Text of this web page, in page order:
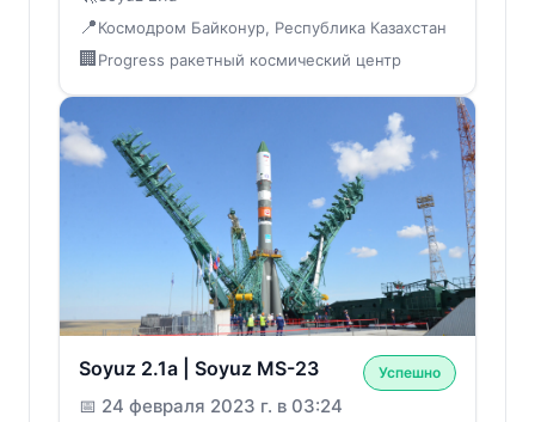
📍Космодром Байконур, Республика Казахстан
🏢 Progress ракетный космический центр
Soyuz 2.1a | Soyuz MS-23 Успешно
📅 24 февраля 2023 г. в 03:24